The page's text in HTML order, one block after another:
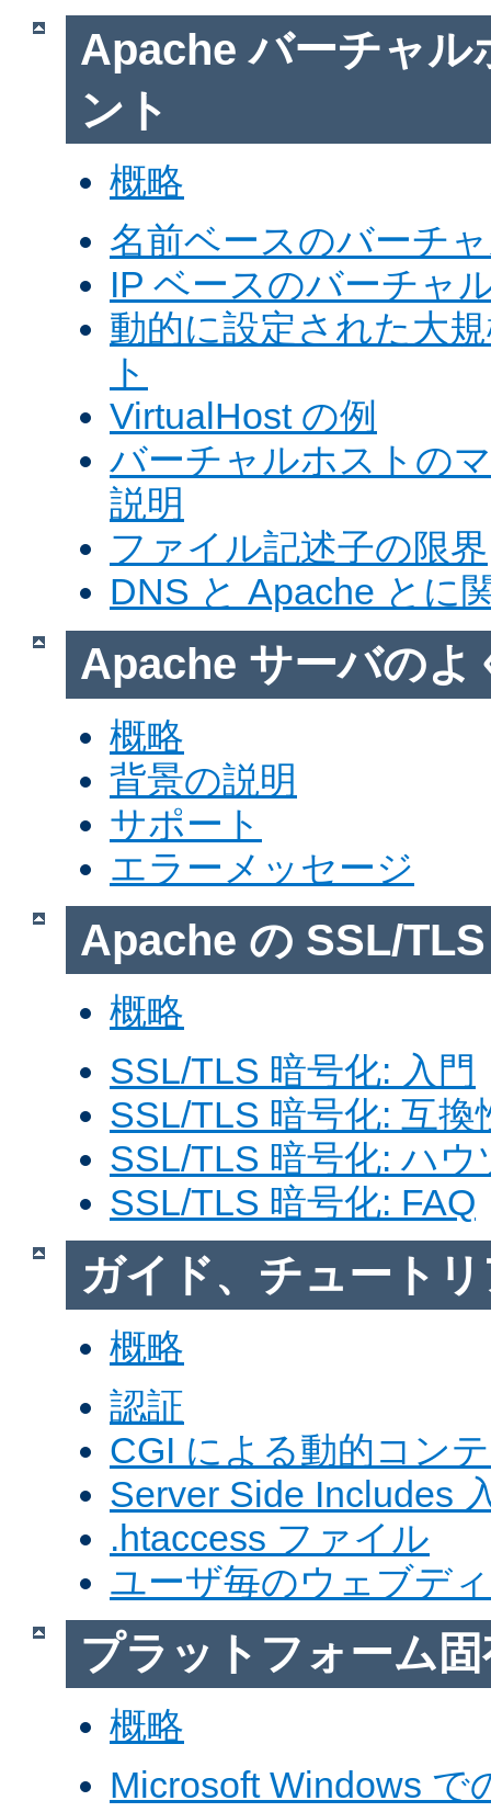
Apache バーチャル
ント
概略
名前ベースのバーチ
IP ベースのバーチャ
動的に設定された大
ト
VirtualHost の例
バーチャルホストの
説明
ファイル記述子の限界
DNS と Apache とに
Apache サーバのよ
概略
背景の説明
サポート
エラーメッセージ
Apache の SSL/
概略
SSL/TLS 暗号化: 入門
SSL/TLS 暗号化: 互換
SSL/TLS 暗号化: ハウ
SSL/TLS 暗号化: FAQ
ガイド、チュート
概略
認証
CGI による動的コン
Server Side Includes
.htaccess ファイル
ユーザ毎のウェブデ
プラットフォーム
概略
Microsoft Windows で